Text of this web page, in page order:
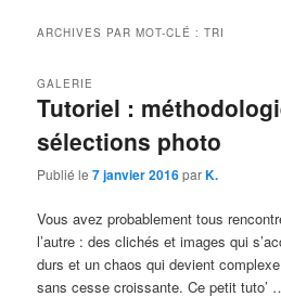
ARCHIVES PAR MOT-CLÉ :TRI
Tutoriel :
sélections photo
GALERIE
Publié le7 janvier 2016parK.
Vous avez probablement tous
l’autre : des clichés et images qui
durs et un chaos qui devient
sans cesse croissante. Ce petit